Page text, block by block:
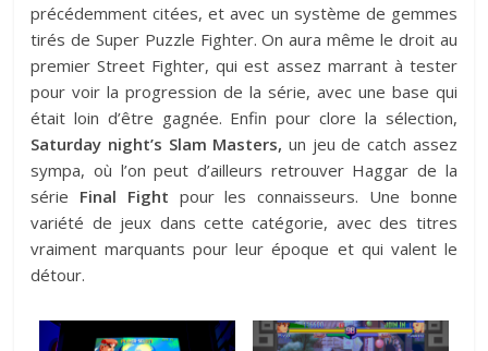
précédemment citées, et avec un système de gemmes
tirés de Super Puzzle Fighter. On aura même le droit au
premier Street Fighter, qui est assez marrant à tester
pour voir la progression de la série, avec une base qui
était loin d’être gagnée. Enfin pour clore la sélection,
Saturday night’s Slam Masters, un jeu de catch assez
sympa, où l’on peut d’ailleurs retrouver Haggar de la
série Final Fight pour les connaisseurs. Une bonne
variété de jeux dans cette catégorie, avec des titres
vraiment marquants pour leur époque et qui valent le
détour.